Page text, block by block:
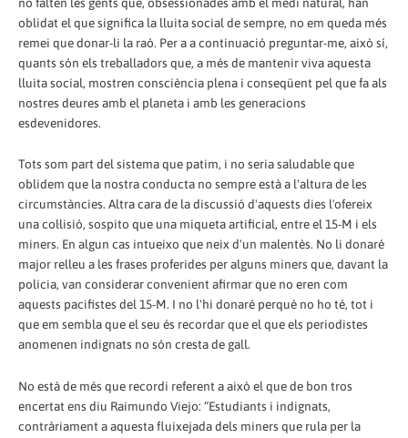
oblidat el que significa la lluita social de sempre, no em queda més
remei que donar-li la raó. Per a a continuació preguntar-me, això sí,
quants són els treballadors que, a més de mantenir viva aquesta
lluita social, mostren consciència plena i conseqüent pel que fa als
nostres deures amb el planeta i amb les generacions
esdevenidores.
Tots som part del sistema que patim, i no seria saludable que
oblidem que la nostra conducta no sempre està a l'altura de les
circumstàncies. Altra cara de la discussió d'aquests dies l'ofereix
una col·lisió, sospito que una miqueta artificial, entre el 15-M i els
miners. En algun cas intueixo que neix d'un malentès. No li donaré
major relleu a les frases proferides per alguns miners que, davant la
policia, van considerar convenient afirmar que no eren com
aquests pacifistes del 15-M. I no l'hi donaré perquè no ho té, tot i
que em sembla que el seu és recordar que el que els periodistes
anomenen indignats no són cresta de gall.
No està de més que recordi referent a això el que de bon tros
encertat ens diu Raimundo Viejo: “Estudiants i indignats,
contràriament a aquesta fluixejada dels miners que rula per la